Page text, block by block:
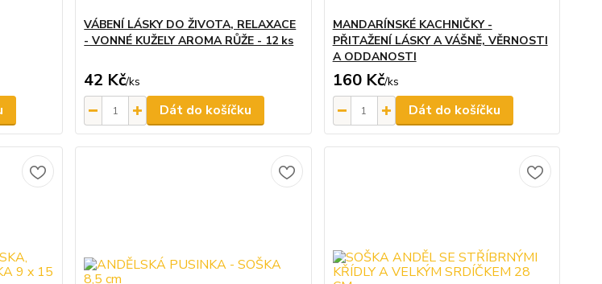
VÁBENÍ LÁSKY DO ŽIVOTA, RELAXACE
- VONNÉ KUŽELY AROMA RŮŽE - 12 ks
42 Kč/ks
Dát do košíčku
MANDARÍNSKÉ KACHNIČKY -
PŘITAŽENÍ LÁSKY A VÁŠNĚ, VĚRNOSTI
A ODDANOSTI
160 Kč/ks
Dát do košíčku